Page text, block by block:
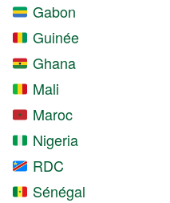
Gabon
Guinée
Ghana
Mali
Maroc
Nigeria
RDC
Sénégal